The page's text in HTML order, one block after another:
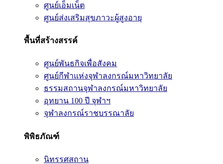
ศูนย์เอ็มเน็ต
ศูนย์ส่งเสริมสุขภาวะผู้สูงอายุ
พื้นที่สร้างสรรค์
ศูนย์พันธกิจเพื่อสังคม
ศูนย์กีฬาแห่งจุฬาลงกรณ์มหาวิทยาลัย
ธรรมสถานจุฬาลงกรณ์มหาวิทยาลัย
อุทยาน 100 ปี จุฬาฯ
จุฬาลงกรณ์ราชบรรณาลัย
พิพิธภัณฑ์
นิทรรศสถาน